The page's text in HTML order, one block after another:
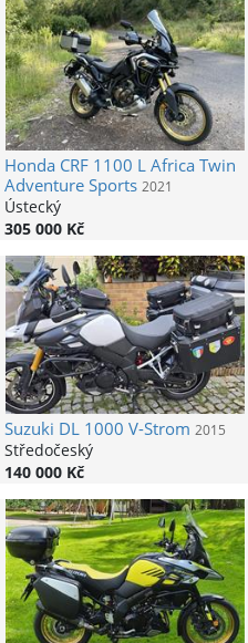
HondaCRF 1100 L Africa Twin
Adventure Sports 2021
Ústecký
305 000 Kč
Suzuki DL 1000 V-Strom 2015
Středočeský
140 000 Kč